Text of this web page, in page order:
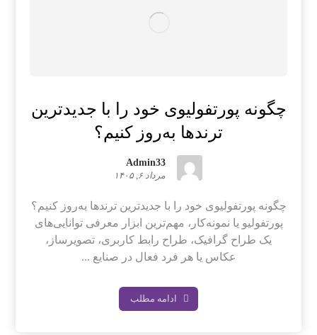
چگونه پورتفولیوی خود را با جدیدترین
ترندها به‌روز کنیم؟
Admin33
مرداد ۶, ۱۴۰۵
چگونه پورتفولیوی خود را با جدیدترین ترندها به‌روز کنیم؟
پورتفولیو یا نمونه‌کار، مهم‌ترین ابزار معرفی توانایی‌های
یک طراح گرافیک، طراح رابط کاربری، تصویرساز،
عکاس یا هر فرد فعال در صنایع ...
ادامه مطلب